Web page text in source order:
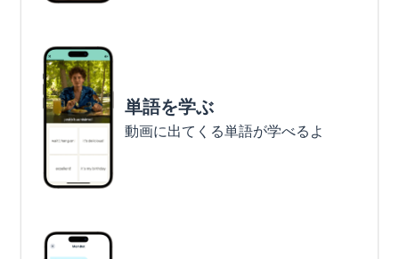
単語を学ぶ
動画に出てくる単語が学べるよ